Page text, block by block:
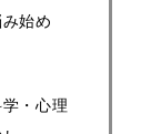
始め
・心理